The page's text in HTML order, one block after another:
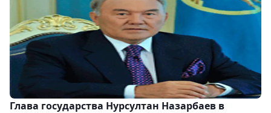
Глава государства Нурсултан Назарбаев в